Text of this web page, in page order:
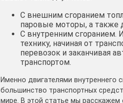
С внешним сгоранием
паровые моторы, а также
С внутренним сгоранием.
технику, начиная от
перевозок и заканчивая
транспортом.
Именно двигателями внутреннего
большинство транспортных
мире. В этой статье мы